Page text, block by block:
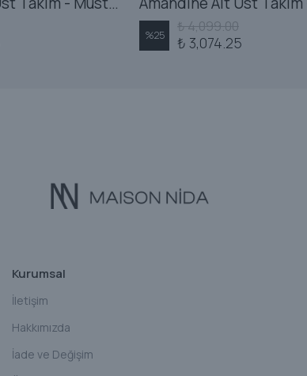
%25
₺ 4,099.00
₺ 3,074.25
Kurumsal
İletişim
Hakkımızda
İade ve Değişim